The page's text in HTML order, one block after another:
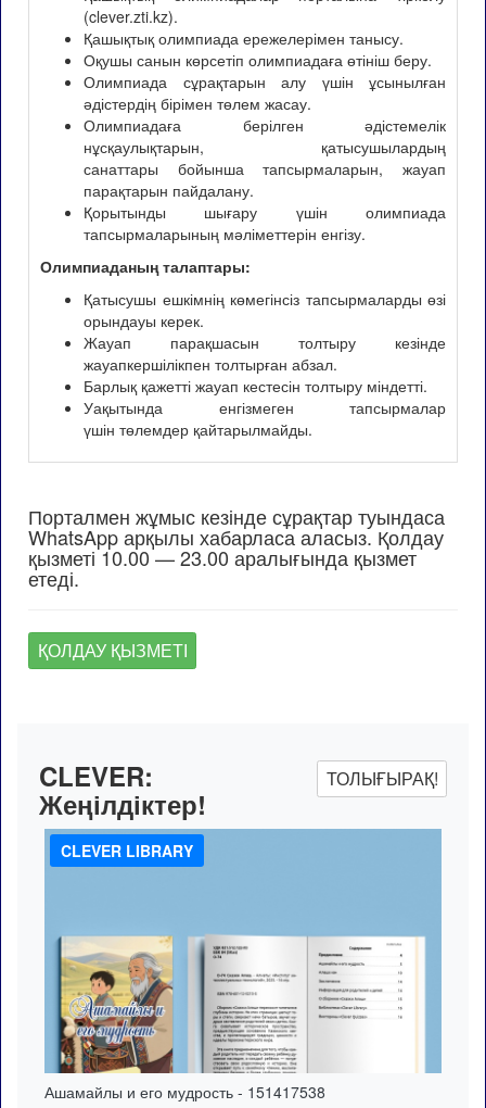
(clever.zti.kz).
Қашықтық олимпиада ережелерімен танысу.
Оқушы санын көрсетіп олимпиадаға өтініш беру.
Олимпиада сұрақтарын алу үшін ұсынылған
әдістердің бірімен төлем жасау.
Олимпиадаға берілген әдістемелік
нұсқаулықтарын, қатысушылардың
санаттары бойынша тапсырмаларын, жауап
парақтарын пайдалану.
Қорытынды шығару үшін олимпиада
тапсырмаларының мәліметтерін енгізу.
Олимпиаданың талаптары:
Қатысушы ешкімнің көмегінсіз тапсырмаларды өзі
орындауы керек.
Жауап парақшасын толтыру кезінде
жауапкершілікпен толтырған абзал.
Барлық қажетті жауап кестесін толтыру міндетті.
Уақытында енгізмеген тапсырмалар
үшін төлемдер қайтарылмайды.
Порталмен жұмыс кезінде сұрақтар туындаса
WhatsApp арқылы хабарласа аласыз. Қолдау
қызметі 10.00 — 23.00 аралығында қызмет
етеді.
ҚОЛДАУ ҚЫЗМЕТІ
CLEVER:
Жеңілдіктер!
ТОЛЫҒЫРАҚ!
CLEVER LIBRARY
Ашамайлы и его мудрость - 151417538